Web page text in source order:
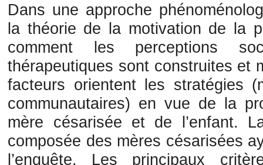
Dans une approche
la théorie de la motivation de la
comment les perceptions
thérapeutiques sont construites et
facteurs orientent les stratégies
communautaires) en vue de la
mère césarisée et de l’enfant.
composée des mères césarisées
l’enquête. Les principaux